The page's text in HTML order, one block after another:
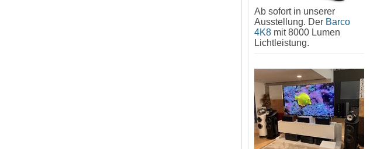
Ab sofort in unserer
Ausstellung. Der Barco
4K8 mit 8000 Lumen
Lichtleistung.